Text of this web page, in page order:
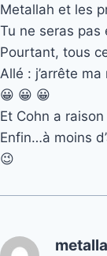
Metallah et les
Tu ne seras pas
Pourtant, tous
Allé : j’arrête
😀 😀 😀
Et Cohn a raison
Enfin…à moins
😉